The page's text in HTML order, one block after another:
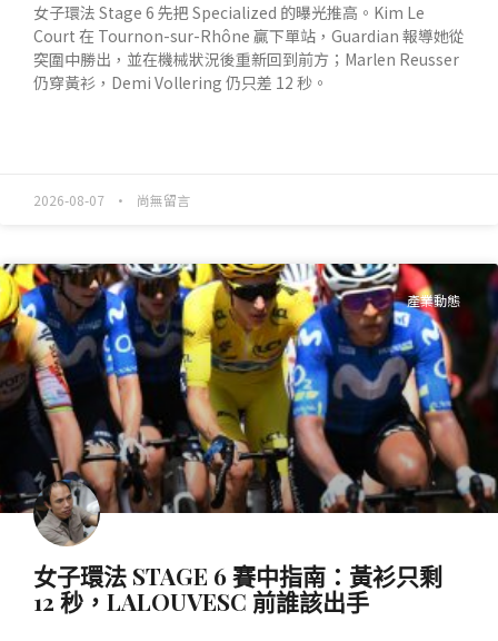
女子環法 Stage 6 先把 Specialized 的曝光推高。Kim Le
Court 在 Tournon-sur-Rhône 贏下單站，Guardian 報導她從
突圍中勝出，並在機械狀況後重新回到前方；Marlen Reusser
仍穿黃衫，Demi Vollering 仍只差 12 秒。
2026-08-07 尚無留言
產業動態
女子環法 STAGE 6 賽中指南：黃衫只剩
12 秒，LALOUVESC 前誰該出手